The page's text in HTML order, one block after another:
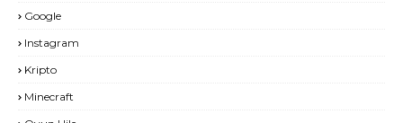
Google
Instagram
Kripto
Minecraft